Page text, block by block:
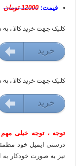
قیمت:12000 تومان
کليک جهت خريد کالا ،
9000 تومان خريد
کليک جهت خريد کالا ،
9000 تومان خريد
توجه ، توجه خیلی
درستی ایمیل خود
نیز به صورت خودکار